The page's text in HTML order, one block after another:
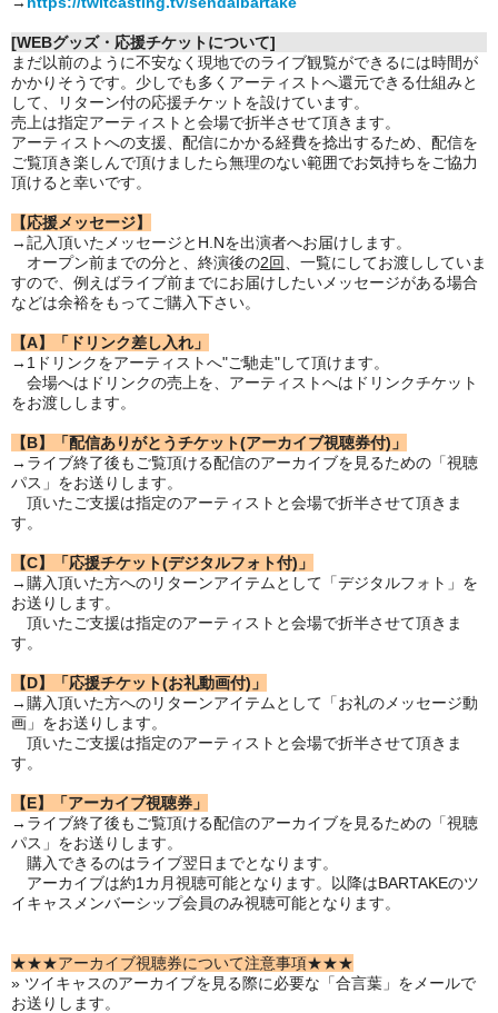
[WEBグッズ・応援チケットについて]
まだ以前のように不安なく現地でのライブ観覧ができるには時間が
かかりそうです。少しでも多くアーティストへ還元できる仕組みと
して、リターン付の応援チケットを設けています。
売上は指定アーティストと会場で折半させて頂きます。
アーティストへの支援、配信にかかる経費を捻出するため、配信を
ご覧頂き楽しんで頂けましたら無理のない範囲でお気持ちをご協力
頂けると幸いです。
【応援メッセージ】
→記入頂いたメッセージとH.Nを出演者へお届けします。
オープン前までの分と、終演後の2回
、一覧にしてお渡ししていま
すので、例えばライブ前までにお届けしたいメッセージがある場合
などは余裕をもってご購入下さい。
【A】「ドリンク差し入れ」
→1ドリンクをアーティストへ"ご馳走"して頂けます。
会場へはドリンクの売上を、アーティストへはドリンクチケット
をお渡しします。
【B】「配信ありがとうチケット(アーカイブ視聴券付)」
→ライブ終了後もご覧頂ける配信のアーカイブを見るための「視聴
パス」をお送りします。
頂いたご支援は指定のアーティストと会場で折半させて頂きま
す。
【C】「応援チケット(デジタルフォト付)」
→購入頂いた方へのリターンアイテムとして「デジタルフォト」を
お送りします。
頂いたご支援は指定のアーティストと会場で折半させて頂きま
す。
【D】「応援チケット(お礼動画付)」
→購入頂いた方へのリターンアイテムとして「お礼のメッセージ動
画」をお送りします。
頂いたご支援は指定のアーティストと会場で折半させて頂きま
す。
【E】「アーカイブ視聴券」
→ライブ終了後もご覧頂ける配信のアーカイブを見るための「視聴
パス」をお送りします。
購入できるのはライブ翌日までとなります。
アーカイブは約1カ月視聴可能となります。以降はBARTAKEのツ
イキャスメンバーシップ会員のみ視聴可能となります。
★★★アーカイブ視聴券について注意事項★★★
» ツイキャスのアーカイブを見る際に必要な「合言葉」をメールで
お送りします。